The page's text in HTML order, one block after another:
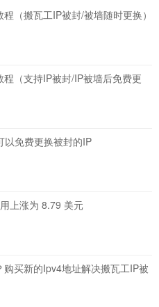
（搬瓦工IP被封/被墙随时更换）
（支持IP被封/IP被墙后免费更
以免费更换被封的IP
上涨为 8.79 美元
买新的Ipv4地址解决搬瓦工IP被